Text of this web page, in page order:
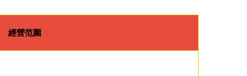
經營范圍